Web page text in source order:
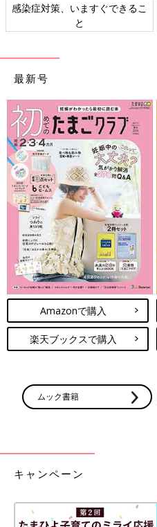
産後ケアホテルで、ママと赤ちゃんにお
――宿泊プランでは、ママたち
か？
高橋 「センチュリーロイヤル
ックインのあと、助産師とのカ
ること、滞在中どう過ごしたい
ば、赤ちゃんが夜起きることが
うことであれば、夜はこちらで
カウンセリングのあとはおやつ
夕食はホテルのレストランでも
外食でも、思い思いに。ご夫婦
翌日も、有料オプションのエス
したし、あとママ同士、交流し
朝、必ず助産師との時間を作
られましたか？」とお話しす
感染症対策、いますぐできるこ
と
最新号
Amazonで購入
楽天ブックスで購入
ムック書籍
キャンペーン